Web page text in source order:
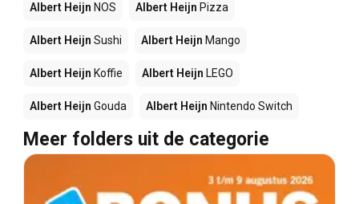
Albert Heijn NOS Albert Heijn Pizza
Albert Heijn Sushi Albert Heijn Mango
Albert Heijn Koffie Albert Heijn LEGO
Albert Heijn Gouda Albert Heijn Nintendo Switch
Meer folders uit de categorie